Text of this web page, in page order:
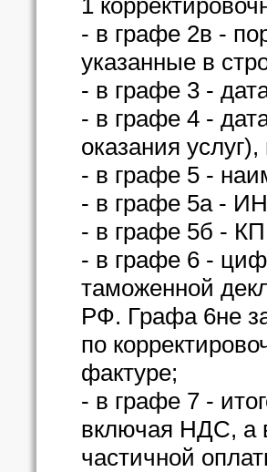
1
- в графе 2в -
указанные в
- в графе 3 -
- в графе 4 -
оказания
- в графе 5 -
- в графе 5а -
- в графе 5б -
- в графе 6 -
таможенной
РФ. Графа 6не
по
фактуре;
- в графе 7 -
включая НДС, а
частичной